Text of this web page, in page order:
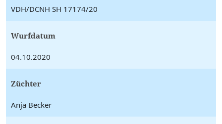
VDH/DCNH SH 17174/20
Wurfdatum
04.10.2020
Züchter
Anja Becker